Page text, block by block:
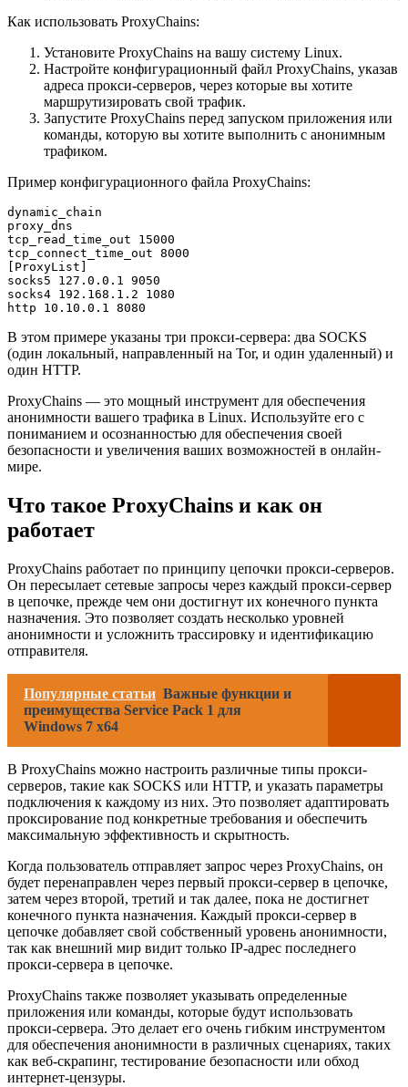
Как использовать ProxyChains:
Установите ProxyChains на вашу систему Linux.
Настройте конфигурационный файл ProxyChains, указав
адреса прокси-серверов, через которые вы хотите
маршрутизировать свой трафик.
Запустите ProxyChains перед запуском приложения или
команды, которую вы хотите выполнить с анонимным
трафиком.
Пример конфигурационного файла ProxyChains:
dynamic_chain
proxy_dns
tcp_read_time_out 15000
tcp_connect_time_out 8000
[ProxyList]
socks5 127.0.0.1 9050
socks4 192.168.1.2 1080
В этом примере указаны три прокси-сервера: два SOCKS
(один локальный, направленный на Tor, и один удаленный) и
один HTTP.
ProxyChains — это мощный инструмент для обеспечения
анонимности вашего трафика в Linux. Используйте его с
пониманием и осознанностью для обеспечения своей
безопасности и увеличения ваших возможностей в онлайн-
мире.
Что такое ProxyChains и как он
работает
ProxyChains работает по принципу цепочки прокси-серверов.
Он пересылает сетевые запросы через каждый прокси-сервер
в цепочке, прежде чем они достигнут их конечного пункта
назначения. Это позволяет создать несколько уровней
анонимности и усложнить трассировку и идентификацию
отправителя.
Популярные статьи Важные функции и
преимущества Service Pack 1 для
Windows 7 x64
В ProxyChains можно настроить различные типы прокси-
серверов, такие как SOCKS или HTTP, и указать параметры
подключения к каждому из них. Это позволяет адаптировать
проксирование под конкретные требования и обеспечить
максимальную эффективность и скрытность.
Когда пользователь отправляет запрос через ProxyChains, он
будет перенаправлен через первый прокси-сервер в цепочке,
затем через второй, третий и так далее, пока не достигнет
конечного пункта назначения. Каждый прокси-сервер в
цепочке добавляет свой собственный уровень анонимности,
так как внешний мир видит только IP-адрес последнего
прокси-сервера в цепочке.
ProxyChains также позволяет указывать определенные
приложения или команды, которые будут использовать
прокси-сервера. Это делает его очень гибким инструментом
для обеспечения анонимности в различных сценариях, таких
как веб-скрапинг, тестирование безопасности или обход
интернет-цензуры.